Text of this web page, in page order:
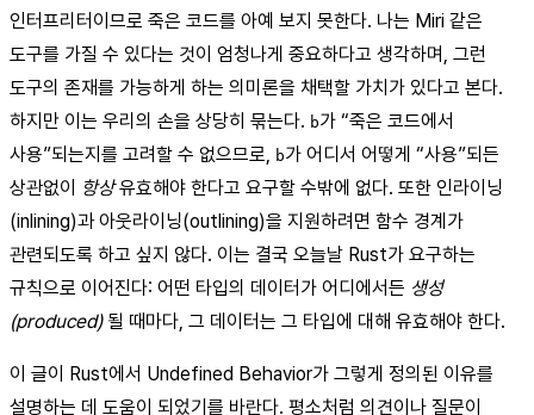
인터프리터이므로 죽은 코드를 아예 보지 못한다. 나는 Miri 같은
도구를 가질 수 있다는 것이 엄청나게 중요하다고 생각하며, 그런
도구의 존재를 가능하게 하는 의미론을 채택할 가치가 있다고 본다.
하지만 이는 우리의 손을 상당히 묶는다. b가 “죽은 코드에서
사용”되는지를 고려할 수 없으므로, b가 어디서 어떻게 “사용”되든
상관없이
항상유효해야 한다고 요구할 수밖에 없다. 또한 인라이닝
(inlining)과 아웃라이닝(outlining)을 지원하려면 함수 경계가
관련되도록 하고 싶지 않다. 이는 결국 오늘날 Rust가 요구하는
규칙으로 이어진다: 어떤 타입의 데이터가 어디에서든 생성
(produced)될 때마다, 그 데이터는 그 타입에 대해 유효해야 한다.
이 글이 Rust에서 Undefined Behavior가 그렇게 정의된 이유를
설명하는 데 도움이 되었기를 바란다. 평소처럼 의견이나 질문이